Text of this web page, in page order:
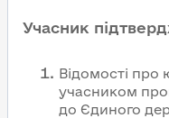
Учасник
Відомості про
учасником
до Єдиного